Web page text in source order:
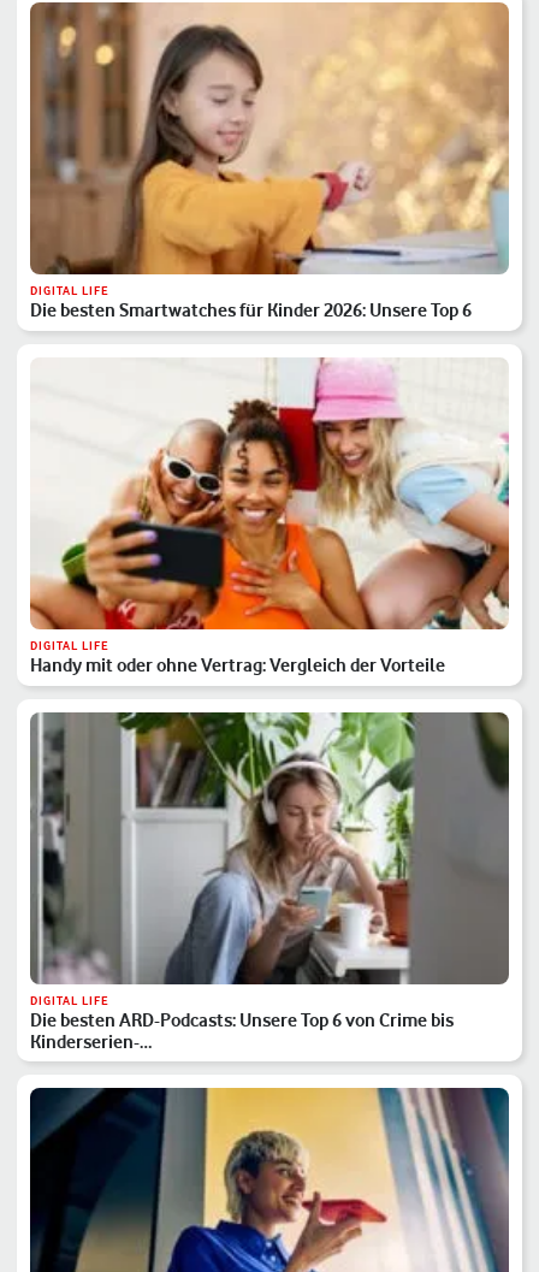
DIGITAL LIFE
Die besten Smartwatches für Kinder 2026: Unsere Top 6
DIGITAL LIFE
Handy mit oder ohne Vertrag: Vergleich der Vorteile
DIGITAL LIFE
Die besten ARD-Podcasts: Unsere Top 6 von Crime bis
Kinderserien-…